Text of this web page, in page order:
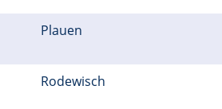
Plauen
Rodewisch